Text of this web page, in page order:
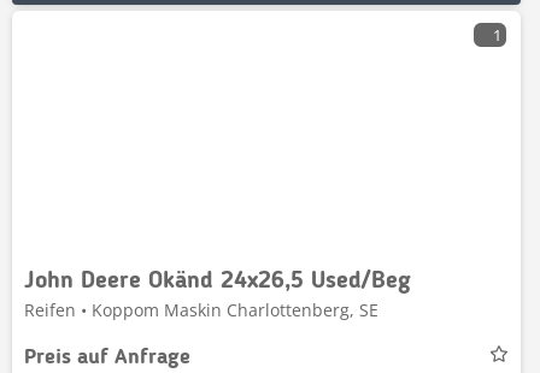
1
John Deere Okänd 24x26,5 Used/Beg
Reifen • Koppom Maskin Charlottenberg, SE
Preis auf Anfrage